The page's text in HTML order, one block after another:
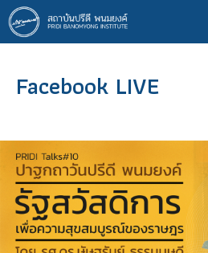
ข้าม
ไป
ยัง
หลักFacebook LIVE